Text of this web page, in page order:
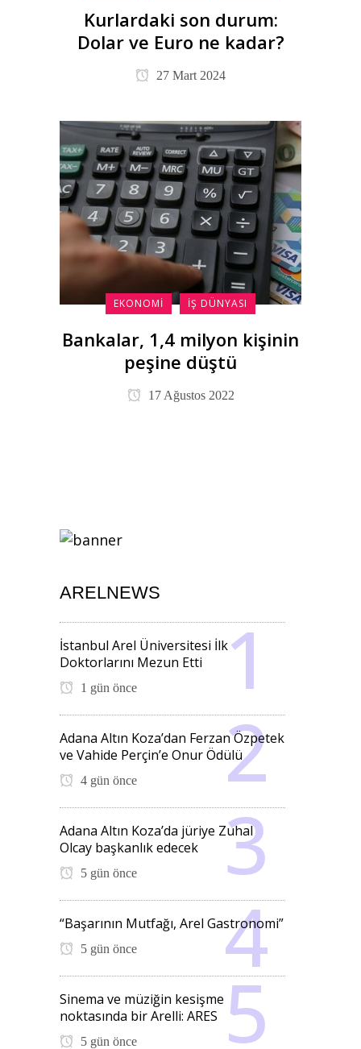
Kurlardaki son durum:
Dolar ve Euro ne kadar?
27 Mart 2024
EKONOMI İŞ DÜNYASI
Bankalar, 1,4 milyon kişinin
peşine düştü
17 Ağustos 2022
ARELNEWS
İstanbul Arel Üniversitesi İlk
Doktorlarını Mezun Etti
1 gün önce
Adana Altın Koza’dan Ferzan Özpetek
ve Vahide Perçin’e Onur Ödülü
4 gün önce
Adana Altın Koza’da jüriye Zuhal
Olcay başkanlık edecek
5 gün önce
“Başarının Mutfağı, Arel Gastronomi”
5 gün önce
Sinema ve müziğin kesişme
noktasında bir Arelli: ARES
5 gün önce